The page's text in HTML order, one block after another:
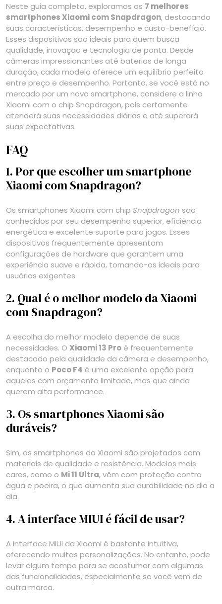
Neste guia completo, exploramos os 7 melhores
smartphones Xiaomi com Snapdragon, destacando
suas características, desempenho e custo-benefício.
Esses dispositivos são ideais para quem busca
qualidade, inovação e tecnologia de ponta. Desde
câmeras impressionantes até baterias de longa
duração, cada modelo oferece um equilíbrio perfeito
entre preço e desempenho. Portanto, se você está no
mercado por um novo smartphone, considere a linha
Xiaomi com o chip Snapdragon, pois certamente
atenderá suas necessidades diárias e até superará
suas expectativas.
FAQ
1. Por que escolher um smartphone
Xiaomi com Snapdragon?
Os smartphones Xiaomi com chip Snapdragon são
conhecidos por seu desempenho superior, eficiência
energética e excelente suporte para jogos. Esses
dispositivos frequentemente apresentam
configurações de hardware que garantem uma
experiência suave e rápida, tornando-os ideais para
usuários exigentes.
2. Qual é o melhor modelo da Xiaomi
com Snapdragon?
A escolha do melhor modelo depende de suas
necessidades. O Xiaomi 13 Pro é frequentemente
destacado pela qualidade da câmera e desempenho,
enquanto o Poco F4 é uma excelente opção para
aqueles com orçamento limitado, mas que ainda
querem alta performance.
3. Os smartphones Xiaomi são
duráveis?
Sim, os smartphones da Xiaomi são projetados com
materiais de qualidade e resistência. Modelos mais
caros, como o Mi 11 Ultra, vêm com proteção contra
água e poeira, o que aumenta sua durabilidade no dia a
dia.
4. A interface MIUI é fácil de usar?
A interface MIUI da Xiaomi é bastante intuitiva,
oferecendo muitas personalizações. No entanto, pode
levar algum tempo para se acostumar com algumas
das funcionalidades, especialmente se você vem de
outra marca.